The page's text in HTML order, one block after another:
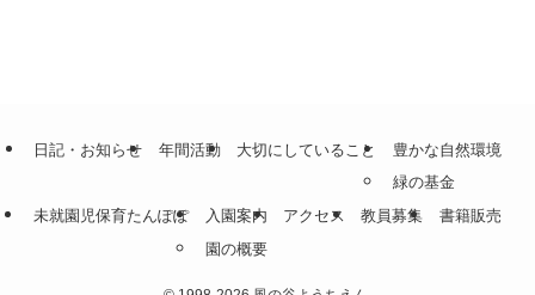
日記・お知らせ 年間活動 大切にしていること
豊かな自然環境
緑の基金
未就園児保育たんぽぽ
入園案内
園の概要
アクセス 教員募集 書籍販売